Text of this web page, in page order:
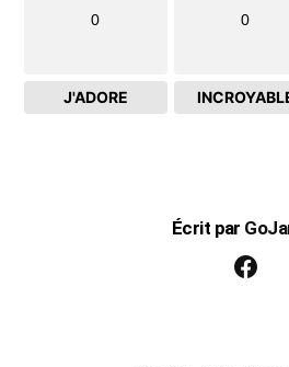
0
J'ADORE
0
Écrit par